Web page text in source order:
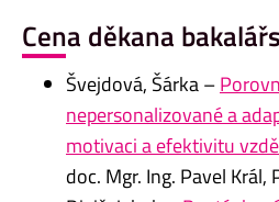
Cena děkana
Švejdová, Šárka –
nepersonalizované a
motivaci a efektivitu
doc. Mgr. Ing. Pavel Král,